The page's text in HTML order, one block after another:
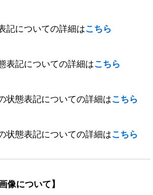
記についての詳細はこちら
表記についての詳細はこちら
状態表記についての詳細はこちら
状態表記についての詳細はこちら
像について】